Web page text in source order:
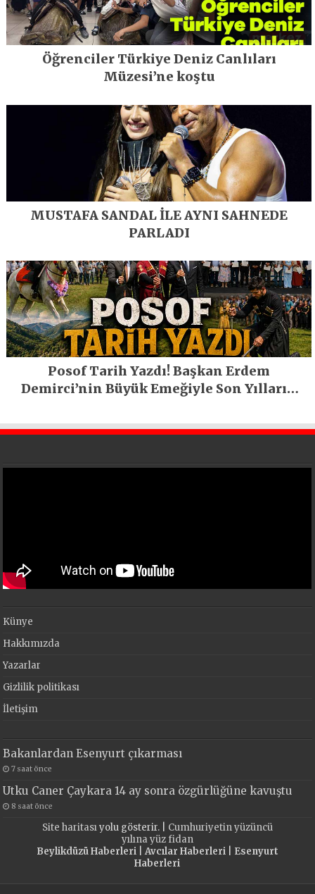
Öğrenciler Türkiye Deniz Canlıları
Müzesi’ne koştu
MUSTAFA SANDAL İLE AYNI SAHNEDE
PARLADI
Posof Tarih Yazdı! Başkan Erdem
Demirci’nin Büyük Emeğiyle Son Yılların
Künye
Hakkımızda
Yazarlar
Gizlilik politikası
İletişim
Bakanlardan Esenyurt çıkarması
7 saat önce
Utku Caner Çaykara 14 ay sonra özgürlüğüne kavuştu
8 saat önce
Site haritasıyolu gösterir. | Cumhuriyetin yüzüncü
yılına yüz fidan
Beylikdüzü Haberleri| Avcılar Haberleri| Esenyurt
Haberleri